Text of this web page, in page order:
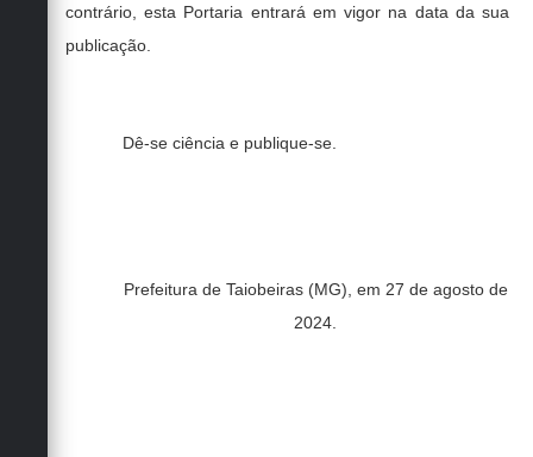
contrário, esta Portaria entrará em vigor na data da sua
publicação.
Dê-se ciência e publique-se.
Prefeitura de Taiobeiras (MG), em 27 de agosto de
2024.